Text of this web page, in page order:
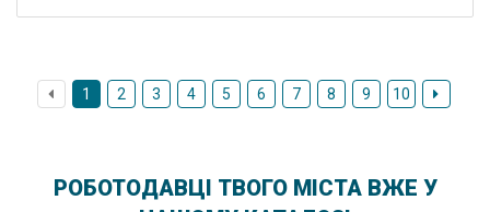
1 2 3 4 5 6 7 8 9 10
РОБОТОДАВЦІ ТВОГО МІСТА ВЖЕ У